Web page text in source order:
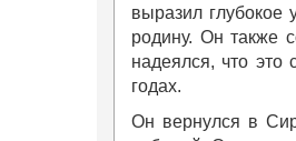
выразил
родину. Он также
надеялся, что это
годах.
Он вернулся в